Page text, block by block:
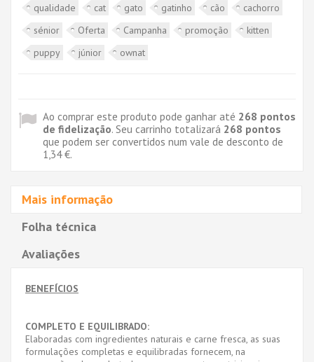
qualidade
cat gato gatinho cão
cachorro
sénior
Oferta Campanha promoção
kitten
puppy
júnior ownat
Ao comprar este produto pode ganhar até 268 pontos
de fidelização. Seu carrinho totalizará 268 pontos
que podem ser convertidos num vale de desconto de
1,34 €.
Mais informação
Folha técnica
Avaliações
BENEFÍCIOS
COMPLETO E EQUILIBRADO:
Elaboradas com ingredientes naturais e carne fresca, as suas
formulações completas e equilibradas fornecem, na